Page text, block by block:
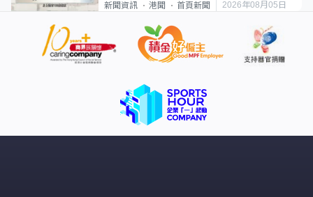
新聞資訊 港聞 首頁新聞 2026年08月05日